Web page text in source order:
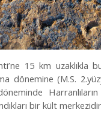
15 km uzaklıkla
dönemine (M.S.
bir kült